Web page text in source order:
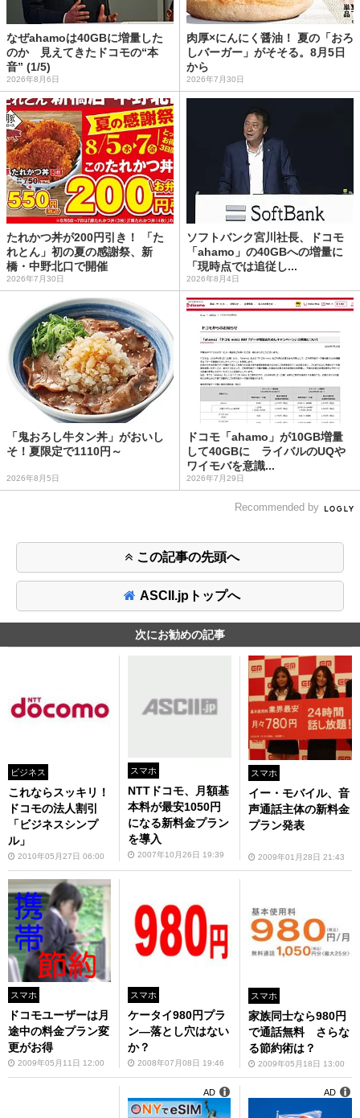
なぜahamoは40GBに増量した
のか 見えてきたドコモの“本
音” (1/5)
2026年8月6日
肉厚×にんにく醤油！ 夏の「おろ
しバーガー」がそそる。8月5日
から
2026年7月30日
たれかつ丼が200円引き！ 「た
れとん」初の夏の感謝祭、新
橋・中野北口で開催
2026年7月30日
ソフトバンク宮川社長、ドコモ
「ahamo」の40GBへの増量に
「現時点では追従し...
2026年8月4日
「鬼おろし牛タン丼」がおいし
そ！夏限定で1110円～
2026年8月5日
ドコモ「ahamo」が10GB増量
して40GBに ライバルのUQや
ワイモバを意識...
2026年7月29日
Recommended by
この記事の先頭へ
ASCII.jpトップへ
次にお勧めの記事
ビジネス
これならスッキリ！
ドコモの法人割引
「ビジネスシンプ
ル」
2010年05月27日 06:00
スマホ
NTTドコモ、月額基
本料が最安1050円
になる新料金プラン
を導入
2007年10月26日 19:39
スマホ
イー・モバイル、音
声通話主体の新料金
プラン発表
2009年01月28日 21:43
スマホ
ドコモユーザーは月
途中の料金プラン変
更がお得
2009年05月11日 12:00
スマホ
ケータイ980円プラ
ン―落とし穴はない
か？
2008年07月08日 19:46
スマホ
家族同士なら980円
で通話無料 さらな
る節約術は？
2009年05月18日 13:00
AD AD